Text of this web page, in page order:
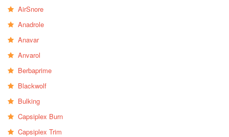
AirSnore
Anadrole
Anavar
Anvarol
Berbaprime
Blackwolf
Bulking
Capsiplex Burn
Capsiplex Trim